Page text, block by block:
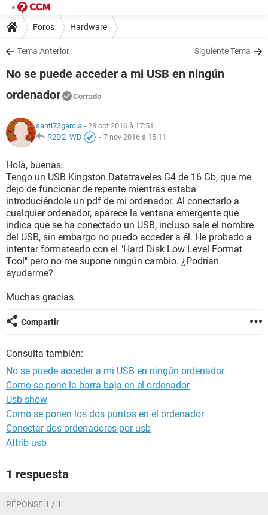
Foros Hardware
Tema Anterior Siguiente Tema
No se puede acceder a mi USB en ningún
ordenador
Cerrado
santi73garcia - 28 oct 2016 à 17:51
R2D2_WD
- 7 nov 2016 à 15:11
Hola, buenas.
Tengo un USB Kingston Datatraveles G4 de 16 Gb, que me
dejo de funcionar de repente mientras estaba
introduciéndole un pdf de mi ordenador. Al conectarlo a
cualquier ordenador, aparece la ventana emergente que
indica que se ha conectado un USB, incluso sale el nombre
del USB, sin embargo no puedo acceder a él. He probado a
intentar formatearlo con el "Hard Disk Low Level Format
Tool" pero no me supone ningún cambio. ¿Podrían
ayudarme?
Muchas gracias.
Compartir
Consulta también:
No se puede acceder a mi USB en ningún ordenador
Como se pone la barra baja en el ordenador
Usb show
Como se ponen los dos puntos en el ordenador
Conectar dos ordenadores por usb
Attrib usb
1 respuesta
RÉPONSE 1 / 1